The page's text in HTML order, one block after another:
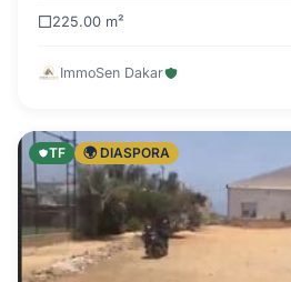
225.00 m²
ImmoSen Dakar
TF 🌍 DIASPORA